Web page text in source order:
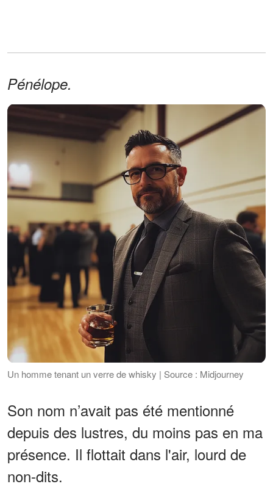
Pénélope.
Un homme tenant un verre de whisky | Source : Midjourney
Son nom n’avait pas été mentionné
depuis des lustres, du moins pas en ma
présence. Il flottait dans l'air, lourd de
non-dits.